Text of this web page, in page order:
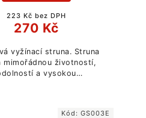
223 Kč bez DPH
270 Kč
vyžínací struna. Struna
mimořádnou životností,
a vysokou
Kód:GS003E